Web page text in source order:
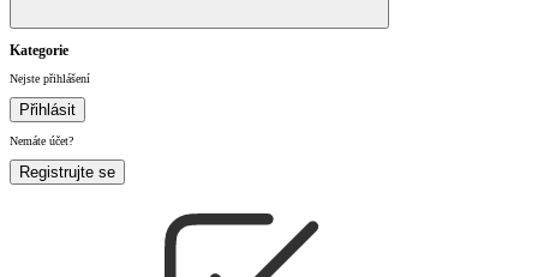
Kategorie
Nejste přihlášení
Přihlásit
Nemáte účet?
Registrujte se